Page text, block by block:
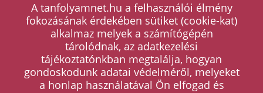
Magazin
Kapcsolat
A tanfolyamnet.hu a felhasználói élmény
fokozásának érdekében sütiket (cookie-kat)
alkalmaz melyek a számítógépén
tárolódnak, az adatkezelési
tájékoztatónkban megtalálja, hogyan
gondoskodunk adatai védelméről, melyeket
a honlap használatával Ön elfogad és